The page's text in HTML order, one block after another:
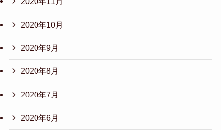
2020年10月
2020年9月
2020年8月
2020年7月
2020年6月